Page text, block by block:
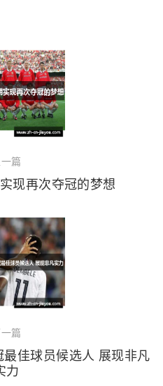
一篇
现再次夺冠的梦想
篇
佳球员候选人 展现非凡
力